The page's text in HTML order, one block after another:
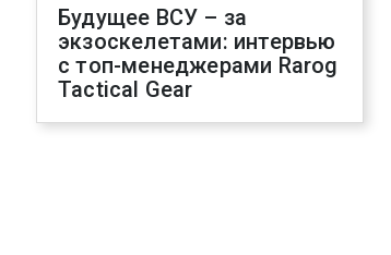
Будущее ВСУ – за
экзоскелетами: интервью
с топ-менеджерами Rarog
Tactical Gear